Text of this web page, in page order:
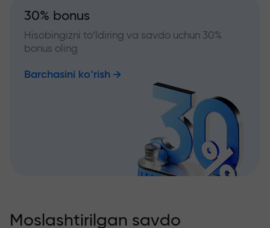
30% bonus
Hisobingizni to‘ldiring va savdo uchun 30%
bonus oling
Barchasini ko‘rish
Moslashtirilgan savdo